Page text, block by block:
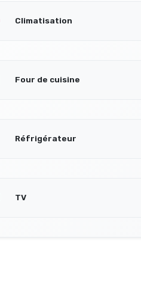
Climatisation
Four de cuisine
Réfrigérateur
TV